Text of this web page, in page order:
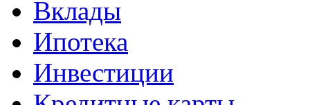
Вклады
Ипотека
Инвестиции